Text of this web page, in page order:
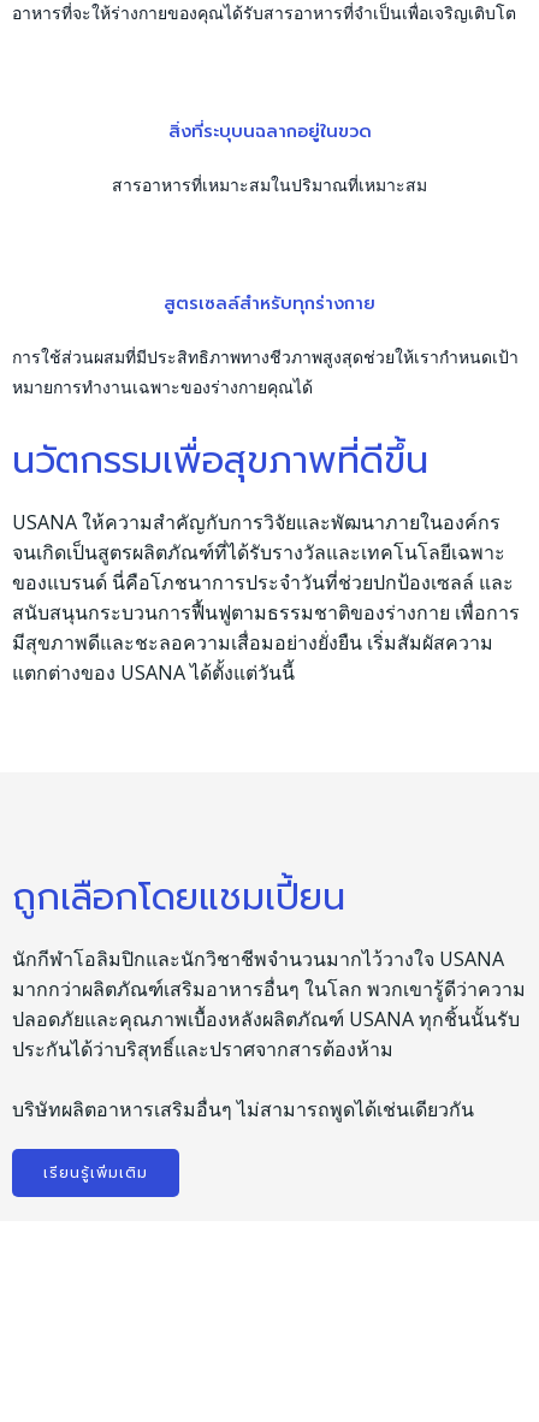
อาหารที่จะให้ร่างกายของคุณได้รับสารอาหารที่จำเป็นเพื่อเจริญเติบโต
สิ่งที่ระบุบนฉลากอยู่ในขวด
สารอาหารที่เหมาะสมในปริมาณที่เหมาะสม
สูตรเซลล์สำหรับทุกร่างกาย
การใช้ส่วนผสมที่มีประสิทธิภาพทางชีวภาพสูงสุดช่วยให้เรากำหนดเป้า
หมายการทำงานเฉพาะของร่างกายคุณได้
นวัตกรรมเพื่อสุขภาพที่ดีขึ้น
USANA ให้ความสำคัญกับการวิจัยและพัฒนาภายในองค์กร
จนเกิดเป็นสูตรผลิตภัณฑ์ที่ได้รับรางวัลและเทคโนโลยีเฉพาะ
ของแบรนด์ นี่คือโภชนาการประจำวันที่ช่วยปกป้องเซลล์ และ
สนับสนุนกระบวนการฟื้นฟูตามธรรมชาติของร่างกาย เพื่อการ
มีสุขภาพดีและชะลอความเสื่อมอย่างยั่งยืน เริ่มสัมผัสความ
แตกต่างของ USANA ได้ตั้งแต่วันนี้
ถูกเลือกโดยแชมเปี้ยน
นักกีฬาโอลิมปิกและนักวิชาชีพจำนวนมากไว้วางใจ USANA
มากกว่าผลิตภัณฑ์เสริมอาหารอื่นๆ ในโลก พวกเขารู้ดีว่าความ
ปลอดภัยและคุณภาพเบื้องหลังผลิตภัณฑ์ USANA ทุกชิ้นนั้นรับ
ประกันได้ว่าบริสุทธิ์และปราศจากสารต้องห้าม
บริษัทผลิตอาหารเสริมอื่นๆ ไม่สามารถพูดได้เช่นเดียวกัน
เรียนรู้เพิ่มเติม